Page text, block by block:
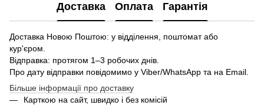
Доставка Оплата Гарантія
Доставка Новою Поштою: у відділення, поштомат або
кур'єром.
Відправка: протягом 1–3 робочих днів.
Про дату відправки повідомимо у Viber/WhatsApp та на Email.
Більше інформації про доставку
Карткою на сайт, швидко і без комісій